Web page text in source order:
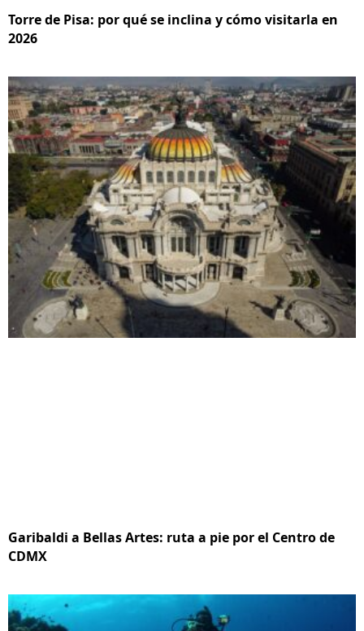
Torre de Pisa: por qué se inclina y cómo visitarla en
2026
Garibaldi a Bellas Artes: ruta a pie por el Centro de
CDMX